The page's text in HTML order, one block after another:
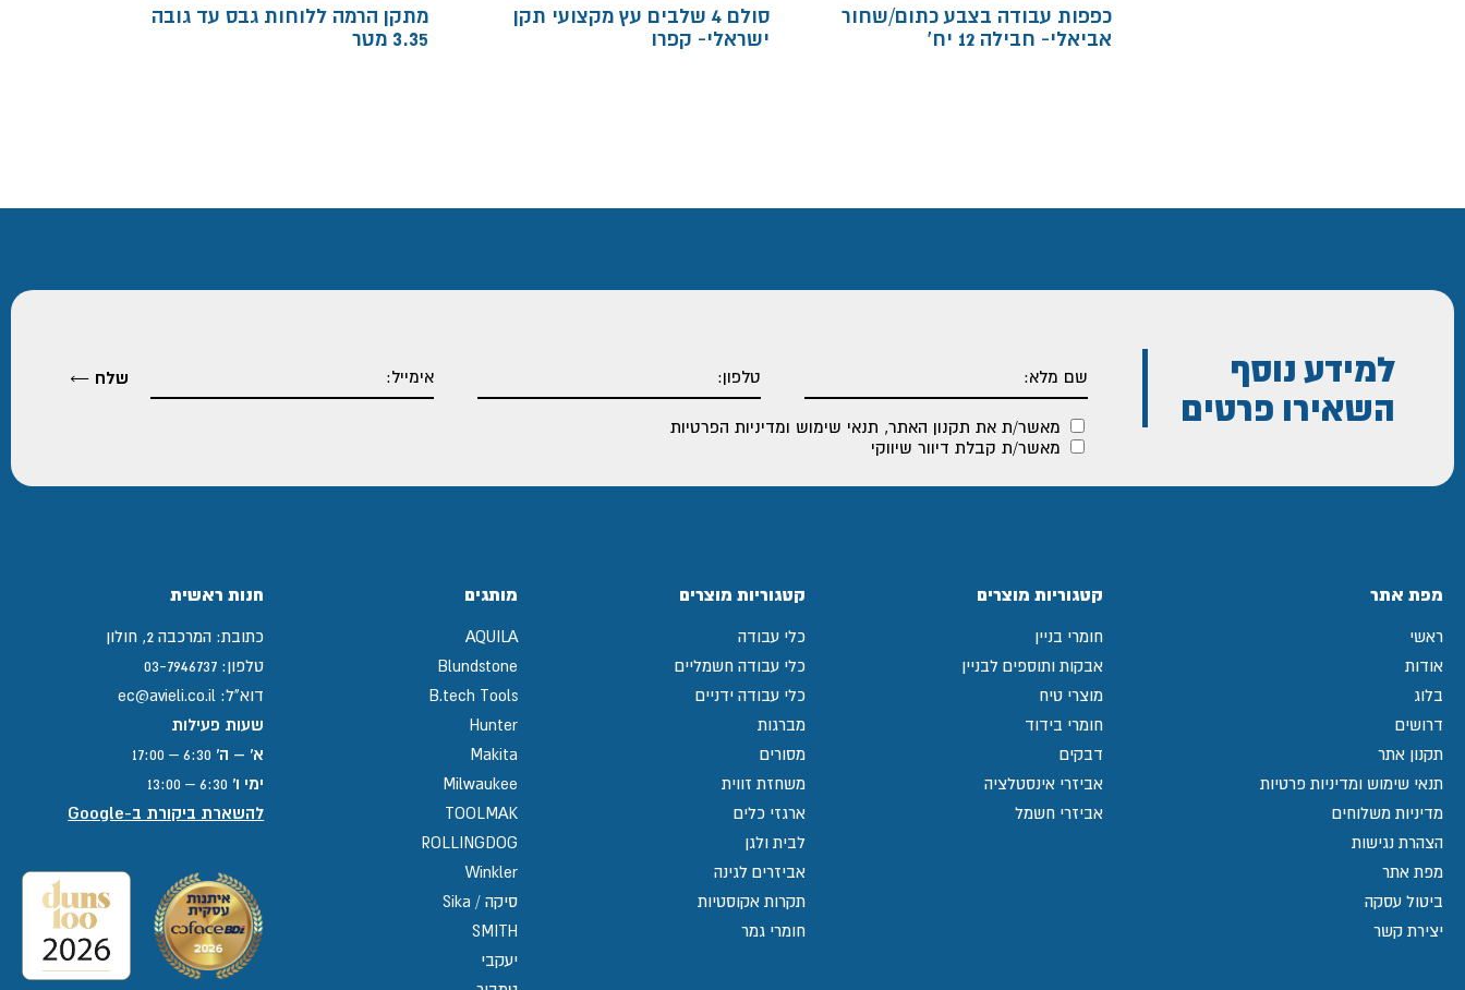
כפפות עבודה בצבע כתום/שחור
אביאלי- חבילה 12 יח'
סולם 4 שלבים עץ מקצועי תקן
ישראלי- קפרו
מתקן הרמה ללוחות גבס עד גובה
3.35 מטר
למידע נוסף
השאירו פרטים
מאשר/ת את תקנון האתר, תנאי שימוש ומדיניות הפרטיות
מאשר/ת קבלת דיוור שיווקי
מפת אתר
ראשי
אודות
בלוג
דרושים
תקנון אתר
תנאי שימוש ומדיניות פרטיות
מדיניות משלוחים
הצהרת נגישות
מפת אתר
ביטול עסקה
יצירת קשר
קטגוריות מוצרים
חומרי בניין
אבקות ותוספים לבניין
מוצרי טיח
חומרי בידוד
דבקים
אביזרי אינסטלציה
אביזרי חשמל
קטגוריות מוצרים
כלי עבודה
כלי עבודה חשמליים
כלי עבודה ידניים
מברגות
מסורים
משחזת זווית
ארגזי כלים
לבית ולגן
אביזרים לגינה
תקרות אקוסטיות
חומרי גמר
מותגים
AQUILA
Blundstone
B.tech Tools
Hunter
Makita
Milwaukee
TOOLMAK
ROLLINGDOG
Winkler
סיקה / Sika
SMITH
יעקבי
חנות ראשית
כתובת: המרכבה 2, חולון
טלפון: 03-7946737
דוא"ל: ec@avieli.co.il
שעות פעילות
א' – ה'
ימי ו'
להשארת ביקורת ב-Google